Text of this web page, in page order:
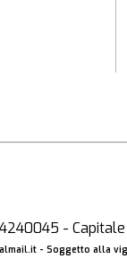
-
- Soggetto alla